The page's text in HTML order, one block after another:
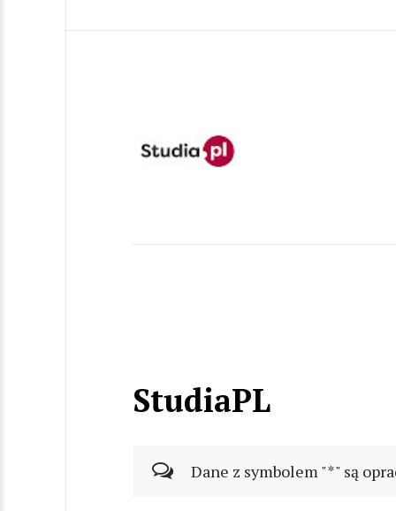
StudiaPL
Dane z symbolem "*" są